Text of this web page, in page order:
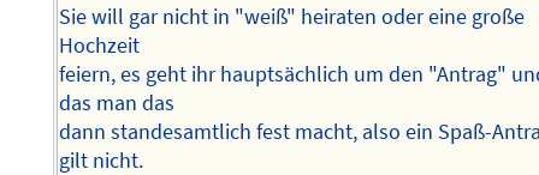
Sie will gar nicht in "weiß" heiraten oder eine große
Hochzeit
feiern, es geht ihr hauptsächlich um den "Antrag"
das man das
dann standesamtlich fest macht, also ein Spaß-
gilt nicht.